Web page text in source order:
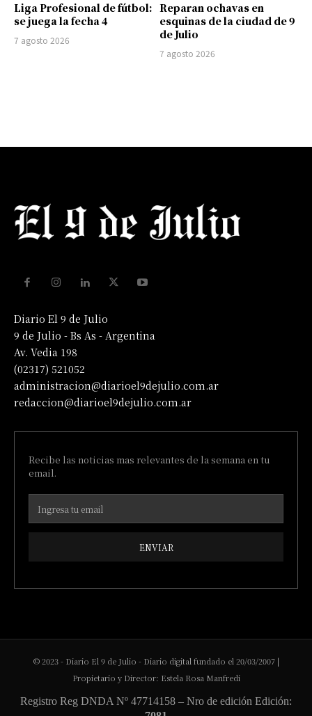
Liga Profesional de fútbol:
se juega la fecha 4
7 agosto 2026
Reparan ochavas en
esquinas de la ciudad de 9
de Julio
7 agosto 2026
Diario El 9 de Julio
9 de Julio - Bs As - Argentina
Av. Vedia 198
(02317) 521052
administracion@diarioel9dejulio.com.ar
redaccion@diarioel9dejulio.com.ar
Recibe las noticias mas relevantes de la semana en tu
email.
ENVIAR
© 2023 - Diario El 9 de Julio - Diario digital fundado el 20/03/2007 |
Propietario y Director: Estela Rosa Manfredi
Registro Reg DNDA Nº 47714158 – Nro de edición Edición: